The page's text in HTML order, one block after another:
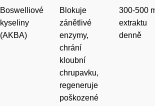
Boswelliové
kyseliny
(AKBA)
Blokuje
zánětlivé
enzymy,
chrání
kloubní
chrupavku,
regeneruje
poškozené
300-500
extraktu
denně